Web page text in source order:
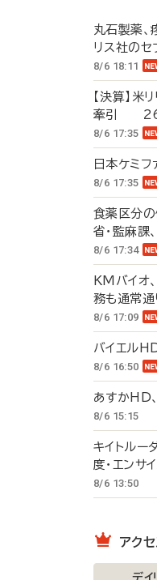
丸石製薬
リス社のセ
8/6 18:11
【決算】
牽引 26
8/6 17:35
日本ケミ
8/6 17:35
食薬区分
省・監麻課
8/6 17:34
KMバイ
務も通常通
8/6 17:09
バイエル
8/6 16:50
あすかHD
8/6 15:15
キイトル
度・エンサ
8/6 13:50
アク
デイ